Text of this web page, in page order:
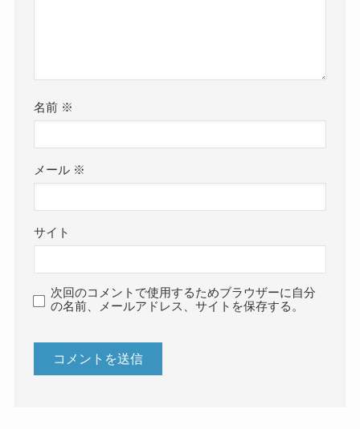
名前 ※
メール ※
サイト
次回のコメントで使用するためブラウザーに自分
の名前、メールアドレス、サイトを保存する。